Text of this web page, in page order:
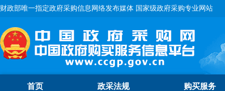
财政部唯一指定政府采购信息网络发布媒体 国家级政府采购专业网站
首页 政采法规 购买服务